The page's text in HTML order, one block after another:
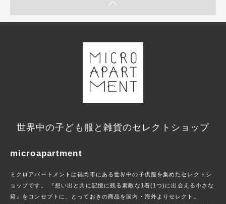
世界中の子ども服と雑貨のセレクトショップ
microapartment
ミクロアパートメントは福岡市にある世界中の子供服を集めたセレクトシ
ョップです。 『想い出と共に記憶に残る素敵な1着(1つ)に出会える小さな
箱』をコンセプトに、とっておきの商品を国内・海外よりセレクト。